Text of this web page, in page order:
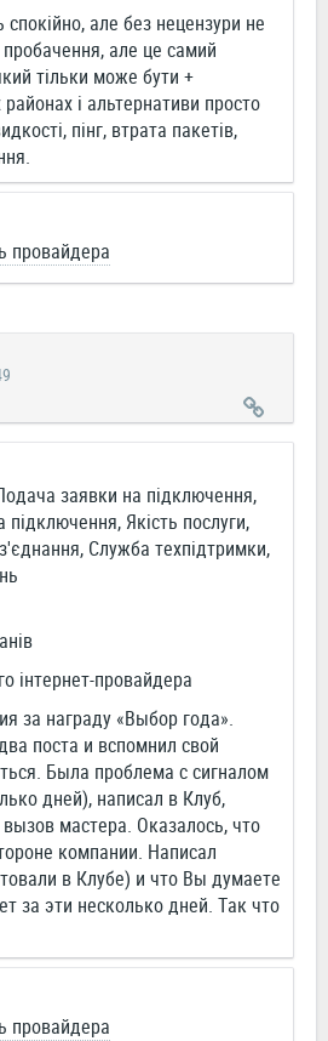
спокійно, але без нецензури не
але це самий
тільки може бути +
і альтернативи просто
пінг, втрата пакетів,
провайдера
заявки на підключення,
Якість послуги,
Служба техпідтримки,
інтернет-провайдера
за награду «Выбор года».
поста и вспомнил свой
Была проблема с сигналом
дней), написал в Клуб,
мастера. Оказалось, что
компании. Написал
в Клубе) и что Вы думаете
за эти несколько дней. Так что
провайдера